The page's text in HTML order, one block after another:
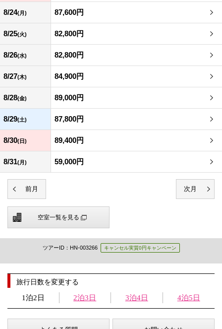
8/24(月) 87,600円
8/25(火) 82,800円
8/26(水) 82,800円
8/27(木) 84,900円
8/28(金) 89,000円
8/29(土) 87,800円
8/30(日) 89,400円
8/31(月) 59,000円
空室一覧を見る
ツアーID：HN-003266 キャンセル実質0円キャンペーン
旅行日数を変更する
1泊2日 2泊3日 3泊4日 4泊5日